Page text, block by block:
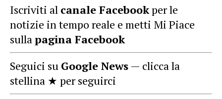
Iscriviti al canale Facebookper le
notizie in tempo reale e metti Mi Piace
sullapagina Facebook
Seguici su Google News — clicca la
stellina ★ per seguirci